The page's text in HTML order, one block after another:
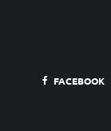
FACEBOOK